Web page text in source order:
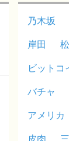
乃木坂
岸田
ビットコ
バチャ
アメリカ
皮肉